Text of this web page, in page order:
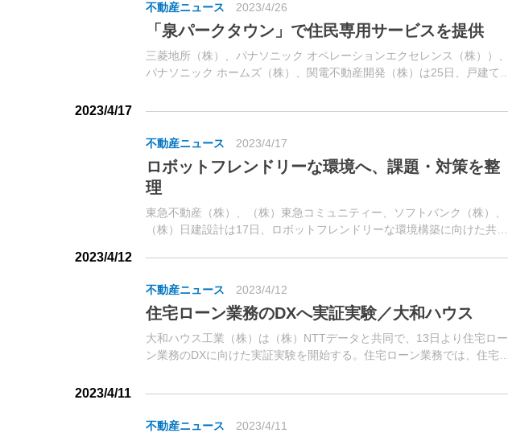
不動産ニュース 2023/4/26
「泉パークタウン」で住民専用サービスを提供
三菱地所（株）、パナソニック オペレーションエクセレンス（株））、
パナソニック ホームズ（株）、関電不動産開発（株）は25日、戸建て分
2023/4/17
不動産ニュース 2023/4/17
ロボットフレンドリーな環境へ、課題・対策を整
理
東急不動産（株）、（株）東急コミュニティー、ソフトバンク（株）、
（株）日建設計は17日、ロボットフレンドリーな環境構築に向けた共同
2023/4/12
不動産ニュース 2023/4/12
住宅ローン業務のDXへ実証実験／大和ハウス
大和ハウス工業（株）は（株）NTTデータと共同で、13日より住宅ロー
ン業務のDXに向けた実証実験を開始する。住宅ローン業務では、住宅事
2023/4/11
不動産ニュース 2023/4/11